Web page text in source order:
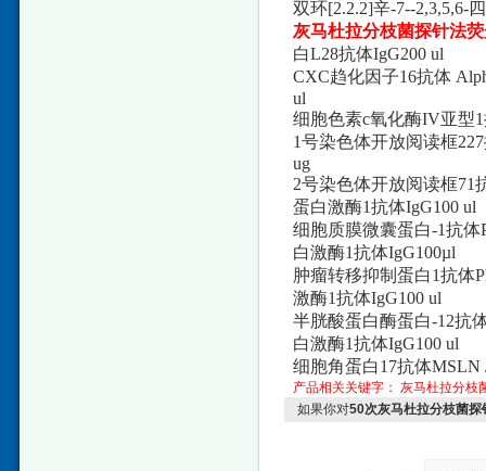
双环[2.2.2]辛-7--2,3,5,6-
灰马杜拉分枝菌探针法
白L28抗体IgG200 ul
CXC趋化因子16抗体
ul
细胞色素c氧化酶IV亚型
1号染色体开放阅读框
ug
2号染色体开放阅读框71
蛋白激酶1抗体IgG100 ul
细胞质膜微囊蛋白-1抗体
白激酶1抗体IgG100µl
肿瘤转移抑制蛋白1抗体
激酶1抗体IgG100 ul
半胱酸蛋白酶蛋白-12抗
白激酶1抗体IgG100 ul
细胞角蛋白17抗体
产品相关关键字： 灰马杜拉分枝
如果你对50次灰马杜拉分枝菌